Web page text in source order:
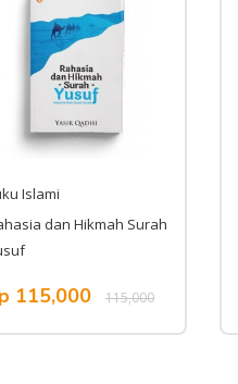
Islami
dan Hikmah Surah
115,000 115,000